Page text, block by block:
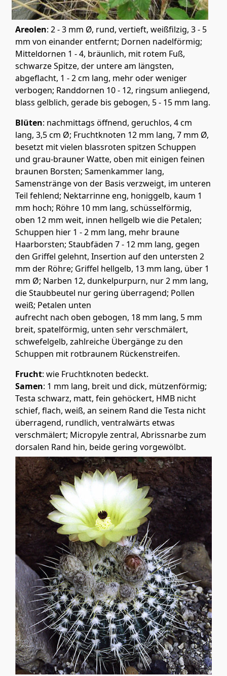
Areolen: 2 - 3 mm Ø, rund, vertieft, weißfilzig, 3 - 5
mm von einander entfernt; Dornen nadelförmig;
Mitteldornen 1 - 4, bräunlich, mit rotem Fuß,
schwarze Spitze, der untere am längsten,
abgeflacht, 1 - 2 cm lang, mehr oder weniger
verbogen; Randdornen 10 - 12, ringsum anliegend,
blass gelblich, gerade bis gebogen, 5 - 15 mm lang.
Blüten: nachmittags öffnend, geruchlos, 4 cm
lang, 3,5 cm Ø; Fruchtknoten 12 mm lang, 7 mm Ø,
besetzt mit vielen blassroten spitzen Schuppen
und grau-brauner Watte, oben mit einigen feinen
braunen Borsten; Samenkammer lang,
Samenstränge von der Basis verzweigt, im unteren
Teil fehlend; Nektarrinne eng, honiggelb, kaum 1
mm hoch; Röhre 10 mm lang, schüsselförmig,
oben 12 mm weit, innen hellgelb wie die Petalen;
Schuppen hier 1 - 2 mm lang, mehr braune
Haarborsten; Staubfäden 7 - 12 mm lang, gegen
den Griffel gelehnt, Insertion auf den untersten 2
mm der Röhre; Griffel hellgelb, 13 mm lang, über 1
mm Ø; Narben 12, dunkelpurpurn, nur 2 mm lang,
die Staubbeutel nur gering überragend; Pollen
weiß; Petalen unten
aufrecht nach oben gebogen, 18 mm lang, 5 mm
breit, spatelförmig, unten sehr verschmälert,
schwefelgelb, zahlreiche Übergänge zu den
Schuppen mit rotbraunem Rückenstreifen.
Frucht: wie Fruchtknoten bedeckt.
Samen: 1 mm lang, breit und dick, mützenförmig;
Testa schwarz, matt, fein gehöckert, HMB nicht
schief, flach, weiß, an seinem Rand die Testa nicht
überragend, rundlich, ventralwärts etwas
verschmälert; Micropyle zentral, Abrissnarbe zum
dorsalen Rand hin, beide gering vorgewölbt.